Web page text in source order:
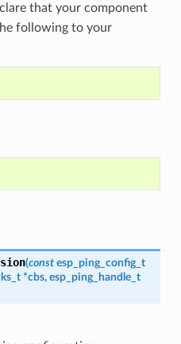
that your component
following to your
(const esp_ping_config_t
*cbs, esp_ping_handle_t